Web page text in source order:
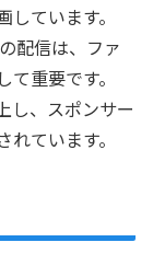
ています。
配信は、ファ
重要です。
し、スポンサー
ています。